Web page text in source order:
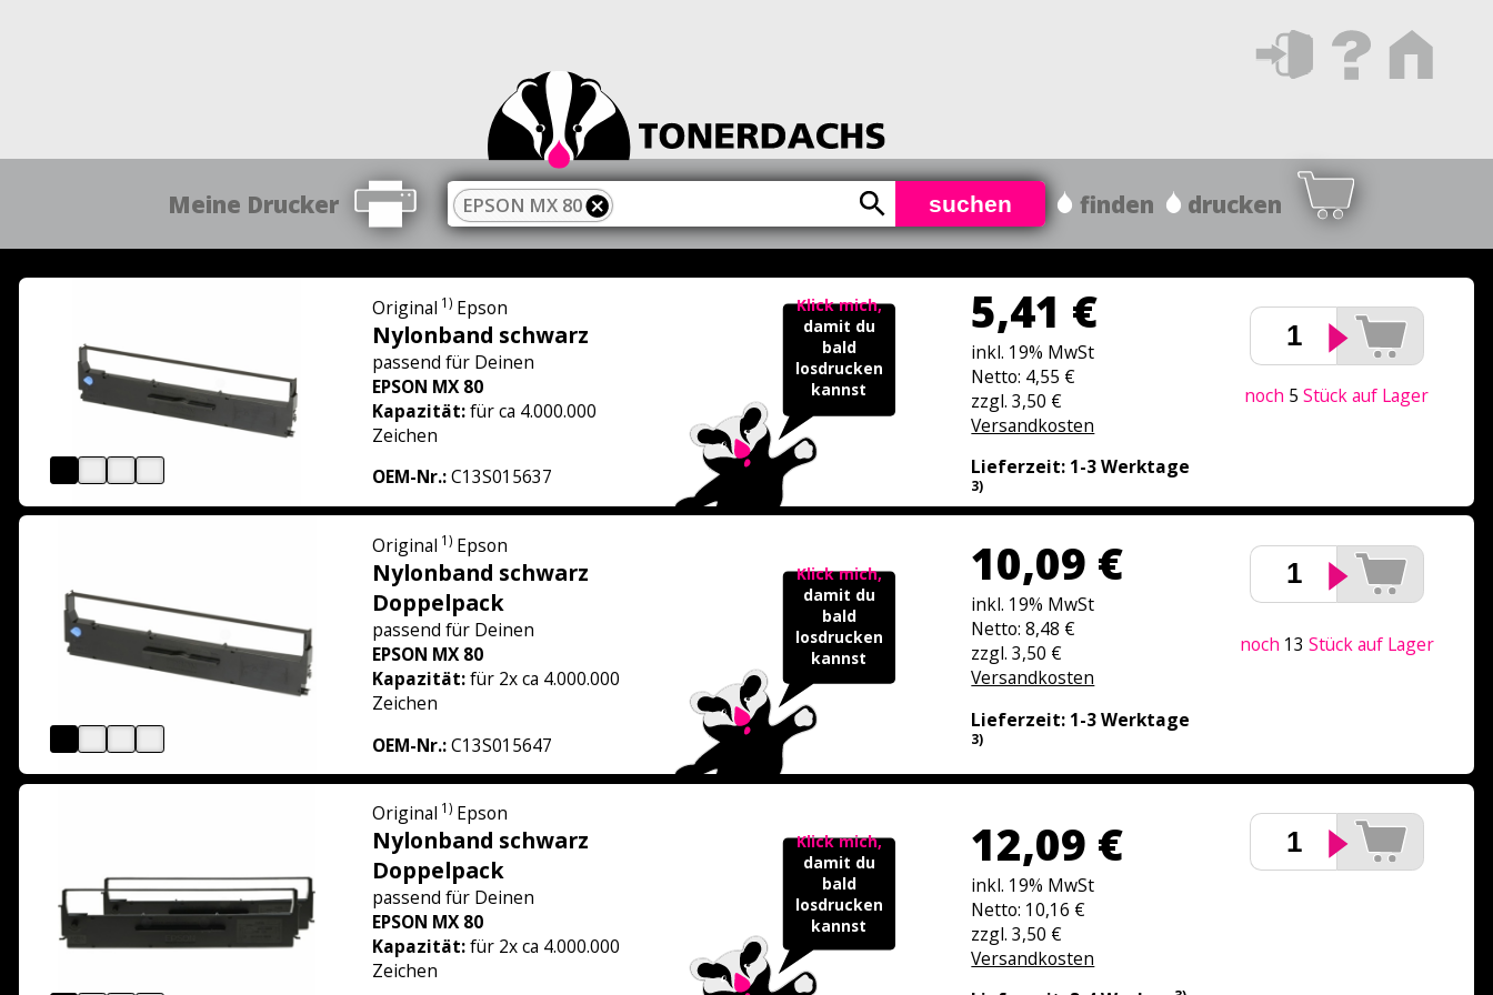
Meine Drucker EPSON MX 80 suchen finden drucken
Original 1) Epson
Nylonband schwarz
passend für Deinen
EPSON MX 80
Kapazität:für ca 4.000.000
Zeichen
OEM-Nr.:C13S015637
Klick mich,
damit du
bald
losdrucken
kannst
5,41 €
inkl. 19% MwSt
Netto: 4,55 €
zzgl. 3,50 €
Versandkosten
Lieferzeit: 1-3 Werktage
3)
noch 5Stück auf Lager
Original 1) Epson
Nylonband schwarz
Doppelpack
passend für Deinen
EPSON MX 80
Kapazität:für 2x ca 4.000.000
Zeichen
OEM-Nr.:C13S015647
Klick mich,
damit du
bald
losdrucken
kannst
10,09 €
inkl. 19% MwSt
Netto: 8,48 €
zzgl. 3,50 €
Versandkosten
Lieferzeit: 1-3 Werktage
3)
noch 13 Stück auf Lager
Original 1) Epson
Nylonband schwarz
Doppelpack
passend für Deinen
EPSON MX 80
Kapazität:für 2x ca 4.000.000
Zeichen
Klick mich,
damit du
bald
losdrucken
kannst
12,09 €
inkl. 19% MwSt
Netto: 10,16 €
zzgl. 3,50 €
Versandkosten